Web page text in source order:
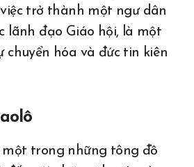
trở thành một ngư dân
lãnh đạo Giáo hội, là một
chuyển hóa và đức tin kiên
một trong những tông đồ